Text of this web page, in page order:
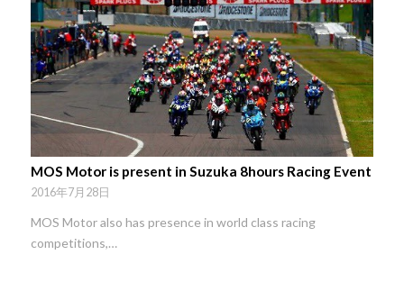
MOS Motor is present in Suzuka 8hours Racing Event
2016年7月28日
MOS Motor also has presence in world class racing
competitions,…